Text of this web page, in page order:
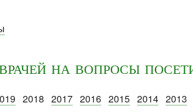
на вопросы
20182017 2016 2015 2014 2013